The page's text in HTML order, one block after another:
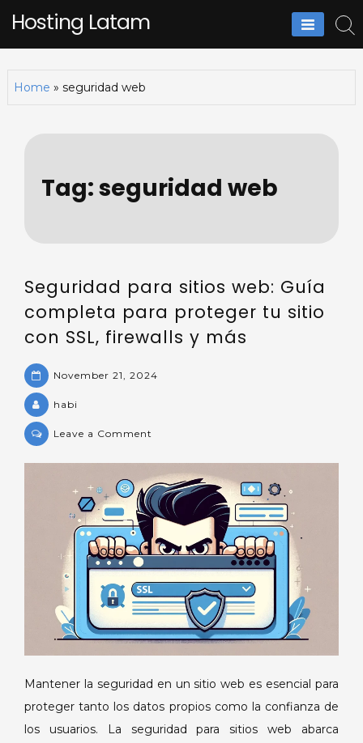
Hosting Latam
Home » seguridad web
Tag:seguridad web
Seguridad para sitios web: Guía
completa para proteger tu sitio
con SSL, firewalls y más
November 21, 2024
habi
Leave a Comment
sitios
web:
Guía
completa
para
proteger
tu
sitio
con
firewalls
y
más
Mantener la seguridad en un sitio web es esencial para
proteger tanto los datos propios como la confianza de
los usuarios. La seguridad para sitios web abarca